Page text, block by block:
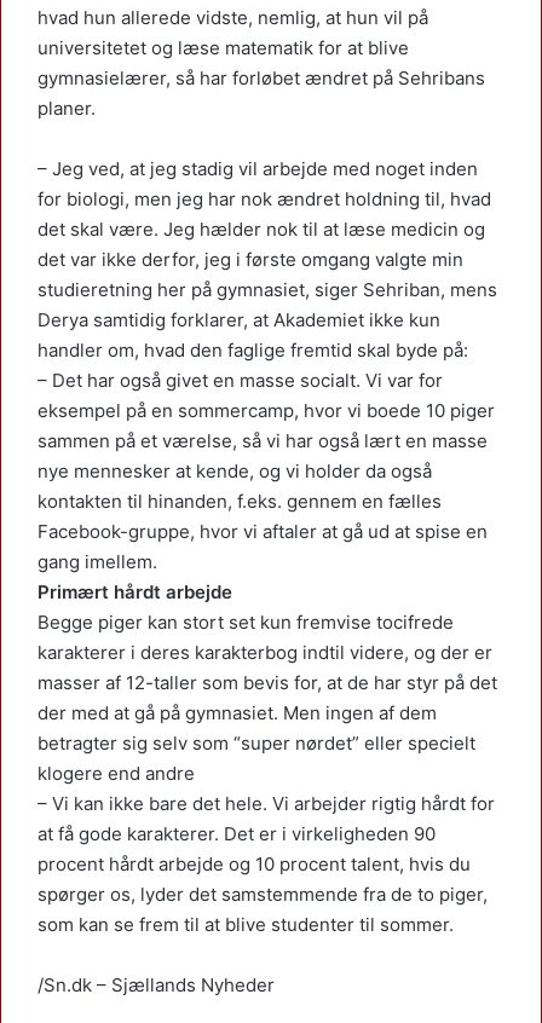
hvad hun allerede vidste, nemlig, at hun vil på
universitetet og læse matematik for at blive
gymnasielærer, så har forløbet ændret på Sehribans
planer.
– Jeg ved, at jeg stadig vil arbejde med noget inden
for biologi, men jeg har nok ændret holdning til, hvad
det skal være. Jeg hælder nok til at læse medicin og
det var ikke derfor, jeg i første omgang valgte min
studieretning her på gymnasiet, siger Sehriban, mens
Derya samtidig forklarer, at Akademiet ikke kun
handler om, hvad den faglige fremtid skal byde på:
– Det har også givet en masse socialt. Vi var for
eksempel på en sommercamp, hvor vi boede 10 piger
sammen på et værelse, så vi har også lært en masse
nye mennesker at kende, og vi holder da også
kontakten til hinanden, f.eks. gennem en fælles
Facebook-gruppe, hvor vi aftaler at gå ud at spise en
gang imellem.
Primært hårdt arbejde
Begge piger kan stort set kun fremvise tocifrede
karakterer i deres karakterbog indtil videre, og der er
masser af 12-taller som bevis for, at de har styr på det
der med at gå på gymnasiet. Men ingen af dem
betragter sig selv som “super nørdet” eller specielt
klogere end andre
– Vi kan ikke bare det hele. Vi arbejder rigtig hårdt for
at få gode karakterer. Det er i virkeligheden 90
procent hårdt arbejde og 10 procent talent, hvis du
spørger os, lyder det samstemmende fra de to piger,
som kan se frem til at blive studenter til sommer.
/Sn.dk – Sjællands Nyheder